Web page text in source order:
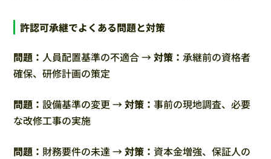
許認可承継でよくある問題と対策
問題： 人員配置基準の不適合 →対策：承継前の資格者
確保、研修計画の策定
問題：設備基準の変更 →対策：事前の現地調査、必要
な改修工事の実施
問題： 財務要件の未達 →対策：資本金増強、保証人の